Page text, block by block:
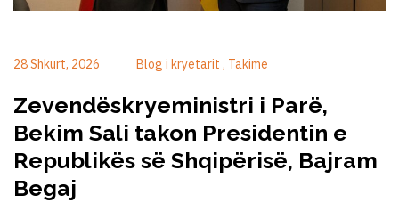
28 Shkurt, 2026 Blog i kryetarit Takime
Zevendëskryeministri i Parë,
Bekim Sali takon Presidentin e
Republikës së Shqipërisë, Bajram
Begaj